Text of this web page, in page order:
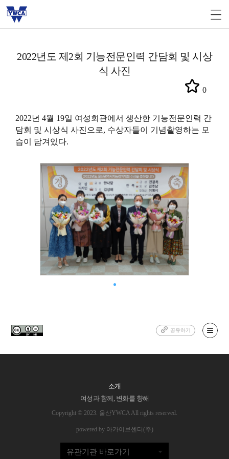
2022년도 제2회 기능전문인력 간담회 및 시상
식 사진
0
2022년 4월 19일 여성회관에서 생산한 기능전문인력 간
담회 및 시상식 사진으로, 수상자들이 기념촬영하는 모
습이 담겨있다.
공유하기
소개
여성과 함께, 변화를 향해
Copyright © 2023. 울산YWCA All rights reserved.
powered by 아카이브센터(주)
유관기관 바로가기